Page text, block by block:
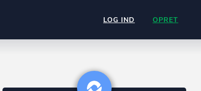
LOG IND OPRET